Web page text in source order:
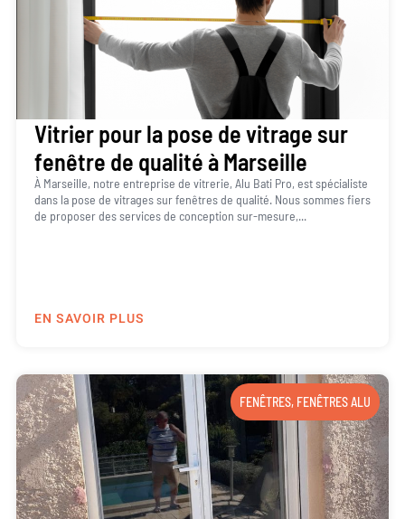
Vitrier pour la pose de vitrage sur
fenêtre de qualité à Marseille
À Marseille, notre entreprise de vitrerie, Alu Bati Pro, est spécialiste
dans la pose de vitrages sur fenêtres de qualité. Nous sommes fiers
de proposer des services de conception sur-mesure,...
EN SAVOIR PLUS
FENÊTRES, FENÊTRES ALU